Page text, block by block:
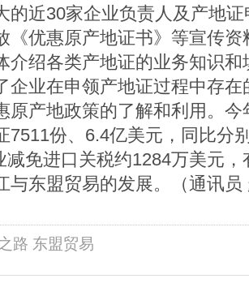
的近30家企业负责人及产地
《优惠原产地证书》等宣传
介绍各类产地证的业务知识
企业在申领产地证过程中存
原产地政策的了解和利用。
7511份、6.4亿美元，同比分
减免进口关税约1284万美元
与东盟贸易的发展。（通讯员
路 东盟贸易